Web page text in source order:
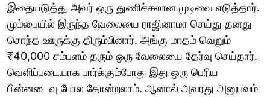
இதையடுத்து அவர் ஒரு துணிச்சலான முடிவை எடுத்தார்.
மும்பையில் இருந்த வேலையை ராஜினாமா செய்து தனது
சொந்த ஊருக்கு திரும்பினார். அங்கு மாதம் வெறும்
₹40,000 சம்பளம் தரும் ஒரு வேலையை தேர்வு செய்தார்.
வெளிப்படையாக பார்க்கும்போது இது ஒரு பெரிய
பின்னடைவு போல தோன்றலாம். ஆனால் அவரது அனுபவம்